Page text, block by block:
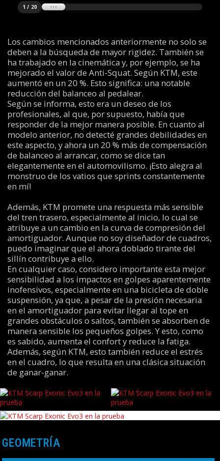
1 / 20
Los cambios mencionados anteriormente no solo se
deben a la búsqueda de mayor rigidez. También se
ha trabajado en la cinemática y, por ejemplo, se ha
mejorado el valor de Anti-Squat. Según KTM, este
aumentó en un 20 %. Esto significa: una notable
reducción del balanceo al pedalear.
Según se informa, esto era un deseo de los
profesionales, al que, por supuesto, había que
responder de la mejor manera posible. En cuanto al
modelo anterior, no detecté grandes debilidades en
este aspecto, y ahora un 20 % más de compensación
de balanceo al arrancar, como se dice tan
elegantemente en el automovilismo. ¡Esto alegra al
monstruo de los vatios que sprints constantemente
en mí!
Además, KTM promete una respuesta más sensible
del tren trasero, especialmente al inicio, lo cual se
atribuye a un cambio en la curva de compresión del
amortiguador. Aunque no soy diseñador de cuadros,
puedo imaginar que el ahora doblado tirante del
sillín contribuye a ello.
En cualquier caso, considero importante esta mejor
sensibilidad a los impactos en golpes aparentemente
inofensivos, especialmente en una bicicleta de doble
suspensión, ya que, a pesar de la presión necesaria
en el amortiguador para evitar llegar al tope en
grandes obstáculos o saltos, también se absorben de
manera sensible los pequeños golpes. Y esto, como
es sabido, aumenta el confort y reduce la fatiga.
Además, según KTM, esto también reduce el estrés
en el cuadro, lo que resulta en una clásica situación
de ganar-ganar.
GEOMETRÍA